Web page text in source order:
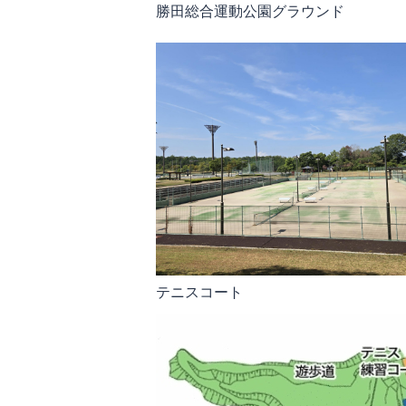
勝田総合運動公園グラウンド
テニスコート